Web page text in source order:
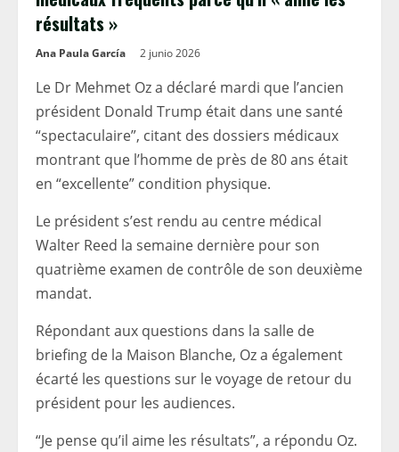
résultats »
Ana Paula García 2 junio 2026
Le Dr Mehmet Oz a déclaré mardi que l’ancien
président Donald Trump était dans une santé
“spectaculaire”, citant des dossiers médicaux
montrant que l’homme de près de 80 ans était
en “excellente” condition physique.
Le président s’est rendu au centre médical
Walter Reed la semaine dernière pour son
quatrième examen de contrôle de son deuxième
mandat.
Répondant aux questions dans la salle de
briefing de la Maison Blanche, Oz a également
écarté les questions sur le voyage de retour du
président pour les audiences.
“Je pense qu’il aime les résultats”, a répondu Oz.